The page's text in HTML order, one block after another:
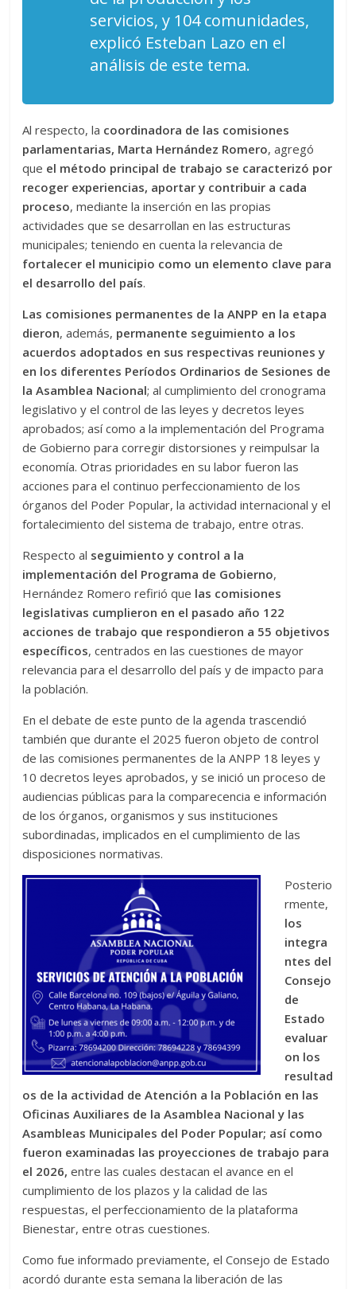
servicios, y 104 comunidades,
explicó Esteban Lazo en el
análisis de este tema.
Al respecto, la coordinadora de las comisiones
parlamentarias, Marta Hernández Romero, agregó
que el método principal de trabajo se caracterizó por
recoger experiencias, aportar y contribuir a cada
proceso, mediante la inserción en las propias
actividades que se desarrollan en las estructuras
municipales; teniendo en cuenta la relevancia de
fortalecer el municipio como un elemento clave para
el desarrollo del país.
Las comisiones permanentes de la ANPP en la etapa
dieron, además, permanente seguimiento a los
acuerdos adoptados en sus respectivas reuniones y
en los diferentes Períodos Ordinarios de Sesiones de
la Asamblea Nacional; al cumplimiento del cronograma
legislativo y el control de las leyes y decretos leyes
aprobados; así como a la implementación del Programa
de Gobierno para corregir distorsiones y reimpulsar la
economía. Otras prioridades en su labor fueron las
acciones para el continuo perfeccionamiento de los
órganos del Poder Popular, la actividad internacional y el
fortalecimiento del sistema de trabajo, entre otras.
Respecto al seguimiento y control a la
implementación del Programa de Gobierno,
Hernández Romero refirió que las comisiones
legislativas cumplieron en el pasado año 122
acciones de trabajo que respondieron a 55 objetivos
específicos, centrados en las cuestiones de mayor
relevancia para el desarrollo del país y de impacto para
la población.
En el debate de este punto de la agenda trascendió
también que durante el 2025 fueron objeto de control
de las comisiones permanentes de la ANPP 18 leyes y
10 decretos leyes aprobados, y se inició un proceso de
audiencias públicas para la comparecencia e información
de los órganos, organismos y sus instituciones
subordinadas, implicados en el cumplimiento de las
disposiciones normativas.
Posterio
rmente,
los
integra
ntes del
Consejo
de
Estado
evaluar
on los
resultad
os de la actividad de Atención a la Población en las
Oficinas Auxiliares de la Asamblea Nacional y las
Asambleas Municipales del Poder Popular; así como
fueron examinadas las proyecciones de trabajo para
el 2026, entre las cuales destacan el avance en el
cumplimiento de los plazos y la calidad de las
respuestas, el perfeccionamiento de la plataforma
Bienestar, entre otras cuestiones.
Como fue informado previamente, el Consejo de Estado
acordó durante esta semana la liberación de las